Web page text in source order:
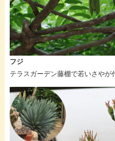
フジ
テラスガーデン藤棚で若いさやが